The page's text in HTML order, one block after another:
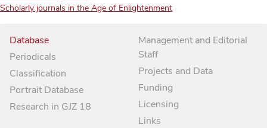
Scholarly journals in the Age of Enlightenment
Database
Periodicals
Classification
Portrait Database
Research in GJZ 18
Management and Editorial
Staff
Projects and Data
Funding
Licensing
Links